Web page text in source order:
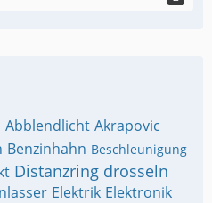
Abblendlicht Akrapovic
Benzinhahn Beschleunigung
Distanzring drosseln
Elektrik Elektronik